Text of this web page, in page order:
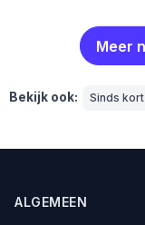
Meer
Bekijk ook: Sinds
ALGEMEEN